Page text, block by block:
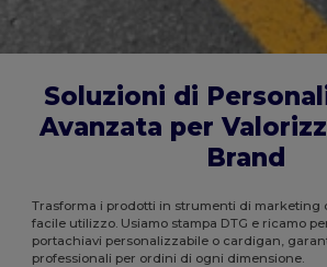
Soluzioni di
Avanzata per
Brand
Trasforma i prodotti in strumenti di marketing
facile utilizzo. Usiamo stampa DTG e ricamo
portachiavi personalizzabile o cardigan,
professionali per ordini di ogni dimensione.